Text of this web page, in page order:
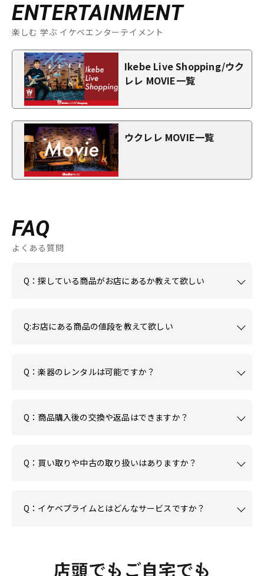
ENTERTAINMENT
楽しむ 学ぶ イケベエンターテイメント
Ikebe Live Shopping/ウク
レレ MOVIE一覧
ウクレレ MOVIE一覧
FAQ
よくある質問
Q：探している商品がお店にあるか教えて欲しい
Q:お店にある商品の値段を教えて欲しい
Q：楽器のレンタルは可能ですか？
Q：商品購入後の交換や返品はできますか？
Q：買い取りや中古の取り扱いはありますか？
Q：イケベプライムとはどんなサービスですか？